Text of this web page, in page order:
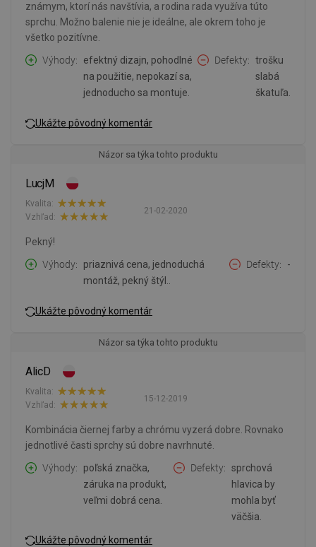
známym, ktorí nás navštívia, a rodina rada využíva túto
sprchu. Možno balenie nie je ideálne, ale okrem toho je
všetko pozitívne.
Výhody
efektný dizajn, pohodlné
na použitie, nepokazí sa,
jednoducho sa montuje.
Defekty
trošku
slabá
škatuľa.
Ukážte pôvodný komentár
Názor sa týka tohto produktu
LucjM
21-02-2020
Kvalita:
Vzhľad:
Pekný!
Výhody
priaznivá cena, jednoduchá
montáž, pekný štýl..
Defekty -
Ukážte pôvodný komentár
Názor sa týka tohto produktu
AlicD
15-12-2019
Kvalita:
Vzhľad:
Kombinácia čiernej farby a chrómu vyzerá dobre. Rovnako
jednotlivé časti sprchy sú dobre navrhnuté.
Výhody
poľská značka,
záruka na produkt,
veľmi dobrá cena.
Defekty
sprchová
hlavica by
mohla byť
väčšia.
Ukážte pôvodný komentár